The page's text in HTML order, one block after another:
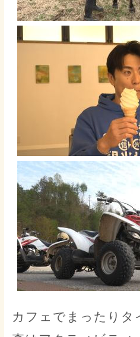
カフェでまったりタ